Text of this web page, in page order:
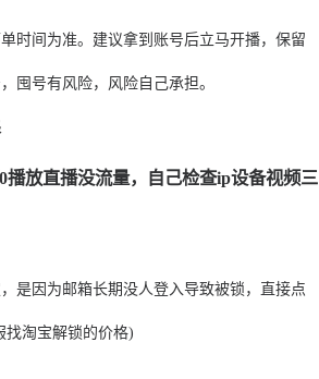
时间为准。建议拿到账号后立马开播，保留
囤号有风险，风险自己承担。
放直播没流量，自己检查ip设备视频三
是因为邮箱长期没人登入导致被锁，直接点
找淘宝解锁的价格)